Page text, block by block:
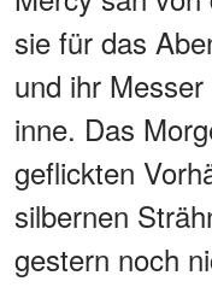
sie für das
und ihr
inne. Das
geflickten
silbernen
gestern noch